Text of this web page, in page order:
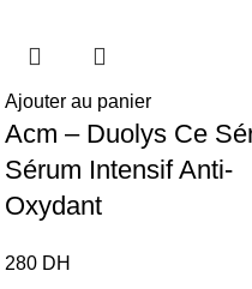
Ajouter au panier
Acm – Duolys Ce
Sérum Intensif Anti-
Oxydant
280 DH